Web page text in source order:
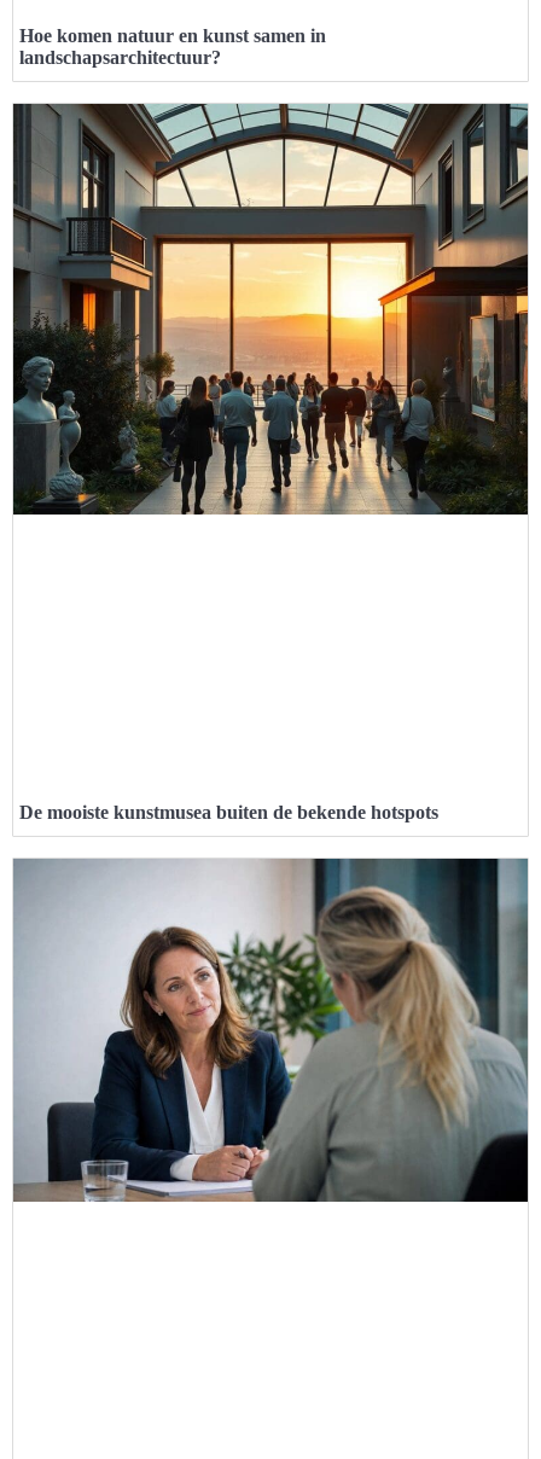
Hoe komen natuur en kunst samen in
landschapsarchitectuur?
De mooiste kunstmusea buiten de bekende hotspots